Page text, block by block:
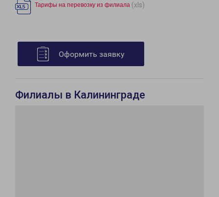
Тарифы на перевозку из филиала (xls)
Оформить заявку
Филиалы в Калининграде